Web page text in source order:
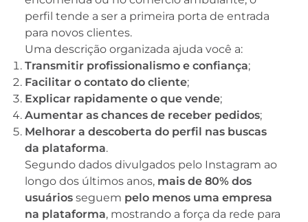
perfil tende a ser a primeira porta de entrada
para novos clientes.
Uma descrição organizada ajuda você a:
Transmitir profissionalismo e confiança;
Facilitar o contato do cliente;
Explicar rapidamente o que vende;
Aumentar as chances de receber pedidos;
Melhorar a descoberta do perfil nas buscas
da plataforma.
Segundo dados divulgados pelo Instagram ao
longo dos últimos anos, mais de 80% dos
usuários seguem pelo menos uma empresa
na plataforma, mostrando a força da rede para